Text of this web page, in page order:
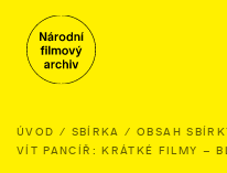
ÚVOD SBÍRKA OBSAH
VÍT PANCÍŘ: KRÁTKÉ FILMY –